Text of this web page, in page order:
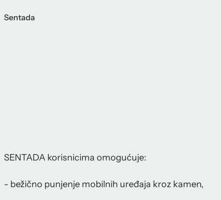
Sentada
SENTADA korisnicima omogućuje:
- bežično punjenje mobilnih uređaja kroz kamen,